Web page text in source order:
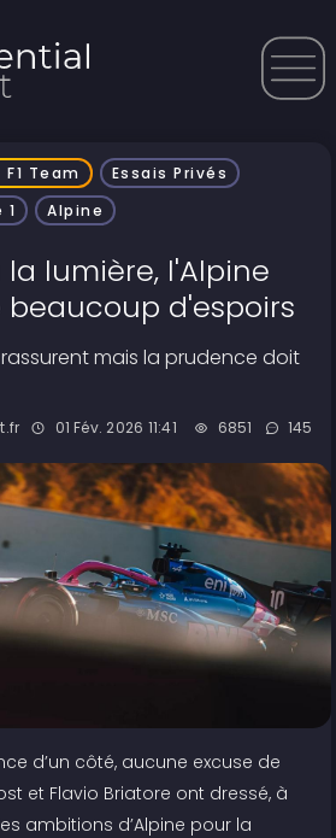
Team
Essais Privés
1 Alpine
lumière, l'Alpine
beaucoup d'espoirs
rassurent mais la prudence doit
01 Fév. 2026 11:41 6851 145
d’un côté, aucune excuse de
et Flavio Briatore ont dressé, à
ambitions d’Alpine pour la